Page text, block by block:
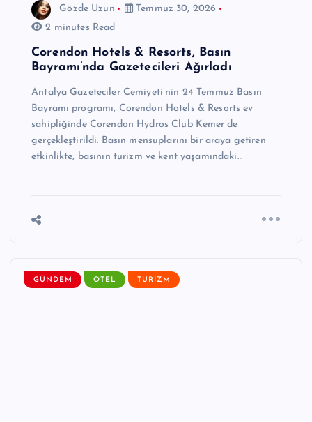
Gözde Uzun
Temmuz 30, 2026
2 minutes Read
Corendon Hotels & Resorts, Basın
Bayramı’nda Gazetecileri Ağırladı
Antalya Gazeteciler Cemiyeti’nin 24 Temmuz Basın
Bayramı programı, Corendon Hotels & Resorts ev
sahipliğinde Corendon Hydros Club Kemer’de
gerçekleştirildi. Basın mensuplarını bir araya getiren
etkinlikte, basının turizm ve kent yaşamındaki…
GÜNDEM OTEL TURIZM